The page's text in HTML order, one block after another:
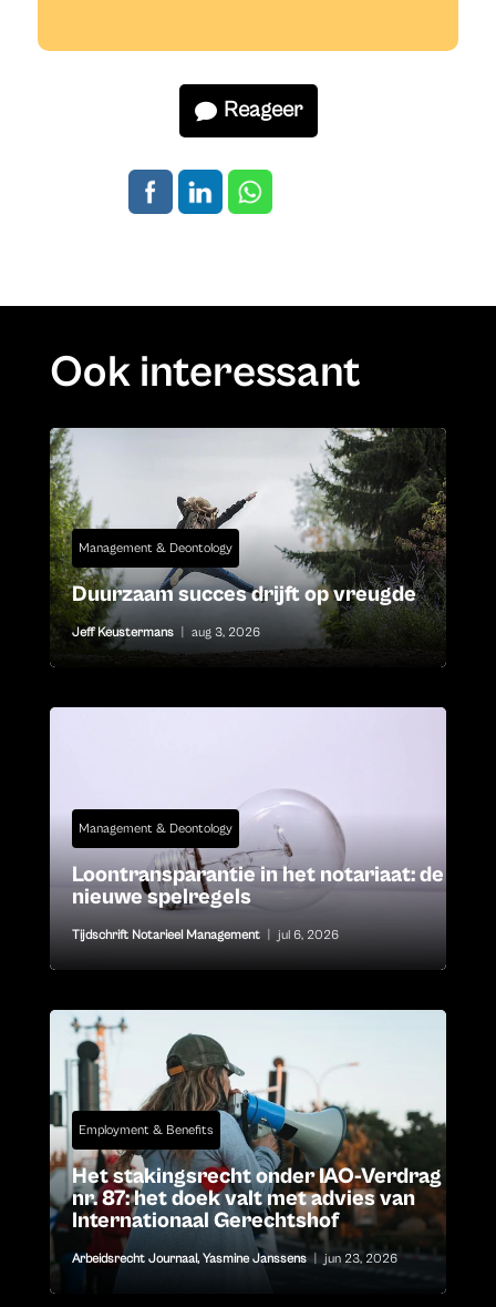
Reageer
Ook interessant
Management & Deontology
Duurzaam succes drijft op vreugde
Jeff Keustermans aug 3, 2026
Management & Deontology
Loontransparantie in het notariaat: de
nieuwe spelregels
Tijdschrift Notarieel Management jul 6, 2026
Employment & Benefits
Het stakingsrecht onder IAO-Verdrag
nr. 87: het doek valt met advies van
Internationaal Gerechtshof
Arbeidsrecht Journaal, Yasmine Janssens jun 23, 2026